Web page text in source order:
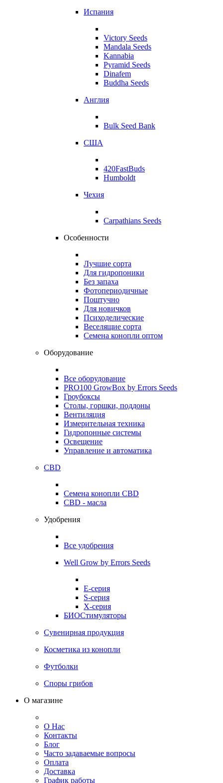
Испания
Victory Seeds
Mandala Seeds
Kannabia
Pyramid Seeds
Dinafem
Buddha Seeds
Англия
Bulk Seed Bank
США
420FastBuds
Humboldt
Чехия
Carpathians Seeds
Особенности
Лучшие сорта
Для гидропоники
Без запаха
Фотопериодичные
Поштучно
Для новичков
Психоделические
Веселящие сорта
Семена конопли оптом
Оборудование
Все оборудование
PRO100 GrowBox by Errors Seeds
Гроубоксы
Столы, горшки, поддоны
Вентиляция
Измерительная техника
Гидропонные системы
Освещение
Управление и автоматика
CBD
Семена конопли CBD
CBD - масла
Удобрения
Все удобрения
Well Grow by Errors Seeds
E-серия
S-серия
X-серия
БИОСтимуляторы
Сувенирная продукция
Косметика из конопли
Футболки
Споры грибов
О магазине
О Нас
Контакты
Блог
Часто задаваемые вопросы
Оплата
Доставка
График работы